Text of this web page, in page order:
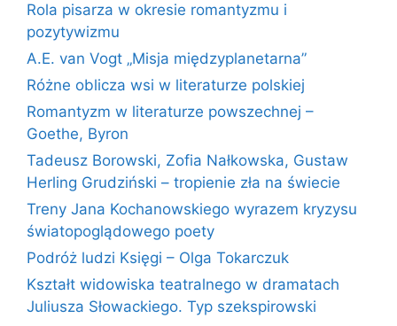
Rola pisarza w okresie romantyzmu i
pozytywizmu
A.E. van Vogt „Misja międzyplanetarna”
Różne oblicza wsi w literaturze polskiej
Romantyzm w literaturze powszechnej –
Goethe, Byron
Tadeusz Borowski, Zofia Nałkowska, Gustaw
Herling Grudziński – tropienie zła na świecie
Treny Jana Kochanowskiego wyrazem kryzysu
światopoglądowego poety
Podróż ludzi Księgi – Olga Tokarczuk
Kształt widowiska teatralnego w dramatach
Juliusza Słowackiego. Typ szekspirowski